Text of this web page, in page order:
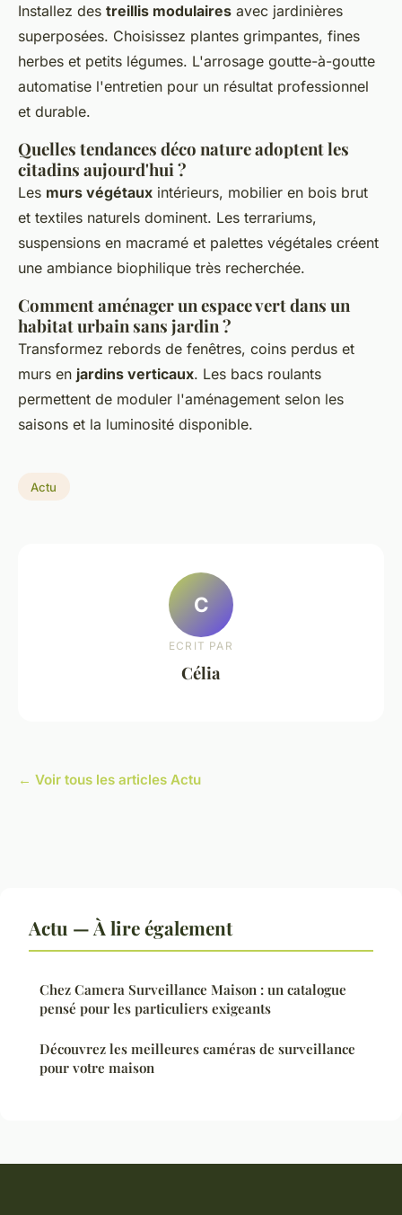
Installez des treillis modulaires avec jardinières
superposées. Choisissez plantes grimpantes, fines
herbes et petits légumes. L'arrosage goutte-à-goutte
automatise l'entretien pour un résultat professionnel
et durable.
Quelles tendances déco nature adoptent les
citadins aujourd'hui ?
Les murs végétaux intérieurs, mobilier en bois brut
et textiles naturels dominent. Les terrariums,
suspensions en macramé et palettes végétales créent
une ambiance biophilique très recherchée.
Comment aménager un espace vert dans un
habitat urbain sans jardin ?
Transformez rebords de fenêtres, coins perdus et
murs en jardins verticaux. Les bacs roulants
permettent de moduler l'aménagement selon les
saisons et la luminosité disponible.
Actu
C
ECRIT PAR
Célia
← Voir tous les articles Actu
Actu — À lire également
Chez Camera Surveillance Maison : un catalogue
pensé pour les particuliers exigeants
Découvrez les meilleures caméras de surveillance
pour votre maison